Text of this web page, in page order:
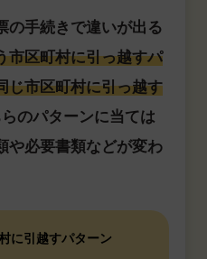
の手続きで違いが出る
市区町村に引っ越すパ
じ市区町村に引っ越す
のパターンに当ては
や必要書類などが変わ
に引越すパターン